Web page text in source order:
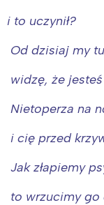
i to uczynił?
Od dzisiaj my
widzę, że
Nietoperza na
i cię przed
Jak złapiemy
to wrzucimy go